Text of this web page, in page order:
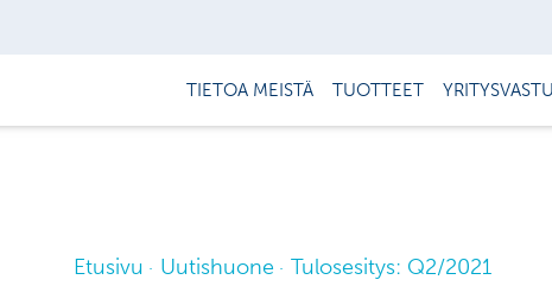
TIETOA MEISTÄ TUOTTEET
Etusivu Uutishuone Tulosesitys: Q2/2021